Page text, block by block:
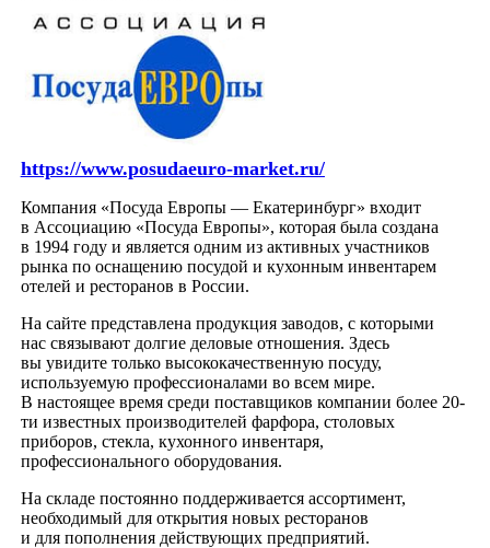
https://www.posudaeuro-market.ru/
Компания «Посуда Европы — Екатеринбург» входит
в Ассоциацию «Посуда Европы», которая была создана
в 1994 году и является одним из активных участников
рынка по оснащению посудой и кухонным инвентарем
отелей и ресторанов в России.
На сайте представлена продукция заводов, с которыми
нас связывают долгие деловые отношения. Здесь
вы увидите только высококачественную посуду,
используемую профессионалами во всем мире.
В настоящее время среди поставщиков компании более 20-
ти известных производителей фарфора, столовых
приборов, стекла, кухонного инвентаря,
профессионального оборудования.
На складе постоянно поддерживается ассортимент,
необходимый для открытия новых ресторанов
и для пополнения действующих предприятий.